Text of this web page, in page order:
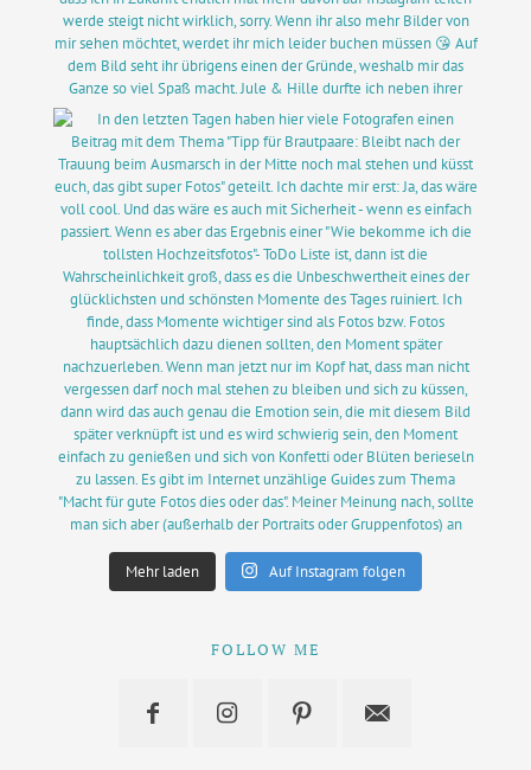
Mehr laden Auf Instagram folgen
FOLLOW ME